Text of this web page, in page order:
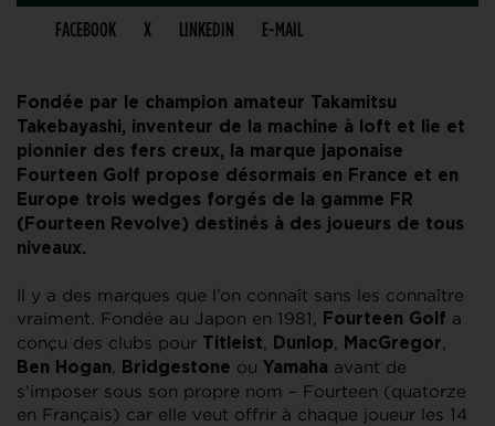
FACEBOOK X LINKEDIN E-MAIL
Fondée par le champion amateur Takamitsu
Takebayashi, inventeur de la machine à loft et lie et
pionnier des fers creux, la marque japonaise
Fourteen Golf propose désormais en France et en
Europe trois wedges forgés de la gamme FR
(Fourteen Revolve) destinés à des joueurs de tous
niveaux.
Il y a des marques que l’on connaît sans les connaître
vraiment. Fondée au Japon en 1981,
Fourteen Golf a
conçu des clubs pour
Titleist, Dunlop, MacGregor,
Ben Hogan, Bridgestone ou Yamaha avant de
s’imposer sous son propre nom – Fourteen (quatorze
en Français) car elle veut offrir à chaque joueur les 14